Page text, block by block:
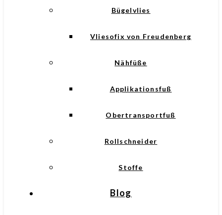
Bügelvlies
Vliesofix von Freudenberg
Nähfüße
Applikationsfuß
Obertransportfuß
Rollschneider
Stoffe
Blog